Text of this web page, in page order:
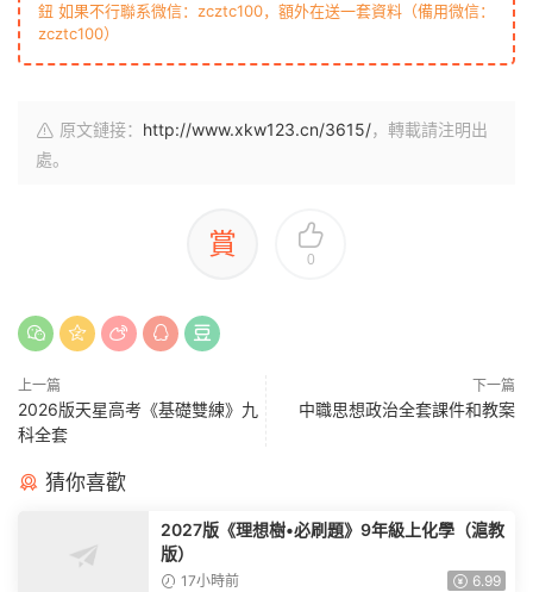
鈕 如果不行聯系微信：zcztc100，額外在送一套資料（備用微信：
zcztc100）
原文鏈接： http://www.xkw123.cn/3615/，轉載請注明出
處。
賞 0
上一篇
2026版天星高考《基礎雙練》九
科全套
下一篇
中職思想政治全套課件和教案
猜你喜歡
2027版《理想樹•必刷題》9年級上化學（滬教
版）
17小時前 6.99